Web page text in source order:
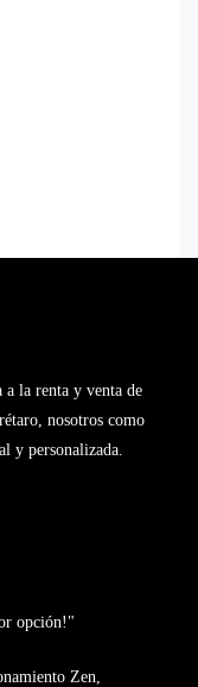
a la renta y venta de
nosotros como
y personalizada.
opción!"
Zen,